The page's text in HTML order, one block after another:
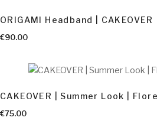
ORIGAMI Headband | CAKEOVER
€90.00
CAKEOVER | Summer Look |
€75.00